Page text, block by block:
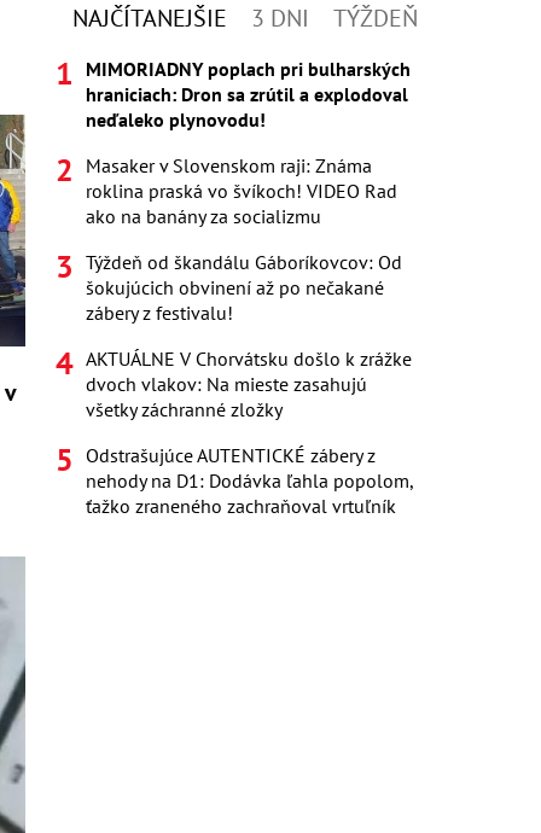
NAJČÍTANEJŠIE 3 DNI TÝŽDEŇ
MIMORIADNY poplach pri bulharských
hraniciach: Dron sa zrútil a explodoval
neďaleko plynovodu!
Masaker v Slovenskom raji: Známa
roklina praská vo švíkoch! VIDEO Rad
ako na banány za socializmu
Týždeň od škandálu Gáboríkovcov: Od
šokujúcich obvinení až po nečakané
zábery z festivalu!
AKTUÁLNE V Chorvátsku došlo k zrážke
dvoch vlakov: Na mieste zasahujú
všetky záchranné zložky
Odstrašujúce AUTENTICKÉ zábery z
nehody na D1: Dodávka ľahla popolom,
ťažko zraneného zachraňoval vrtuľník